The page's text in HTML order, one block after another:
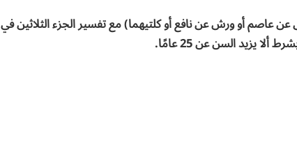
عاصم أو ورش عن نافع أو كلتيهما) مع تفسير الجزء الثلاثين في
يزيد السن عن 25 عامًا.